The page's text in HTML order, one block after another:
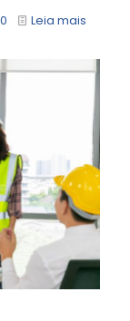
0 Leia mais